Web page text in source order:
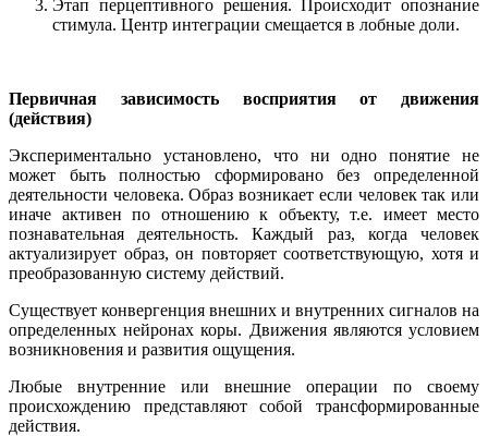
Этап перцептивного решения. Происходит опознание
стимула. Центр интеграции смещается в лобные доли.
Первичная зависимость восприятия от движения
(действия)
Экспериментально установлено, что ни одно понятие не
может быть полностью сформировано без определенной
деятельности человека. Образ возникает если человек так или
иначе активен по отношению к объекту, т.е. имеет место
познавательная деятельность. Каждый раз, когда человек
актуализирует образ, он повторяет соответствующую, хотя и
преобразованную систему действий.
Существует конвергенция внешних и внутренних сигналов на
определенных нейронах коры. Движения являются условием
возникновения и развития ощущения.
Любые внутренние или внешние операции по своему
происхождению представляют собой трансформированные
действия.